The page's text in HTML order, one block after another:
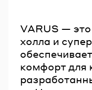
VARUS —
холла и
комфорт для